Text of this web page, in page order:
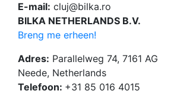
E-mail: cluj@bilka.ro
BILKA NETHERLANDS B.V.
Breng me erheen!
Adres: Parallelweg 74, 7161 AG
Neede, Netherlands
Telefoon: +31 85 016 4015